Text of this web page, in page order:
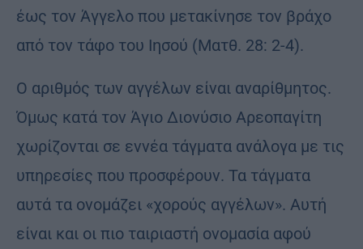
έως τον Άγγελο που μετακίνησε τον βράχο
από τον τάφο του Ιησού (Ματθ. 28: 2-4).
Ο αριθμός των αγγέλων είναι αναρίθμητος.
Όμως κατά τον Άγιο Διονύσιο Αρεοπαγίτη
χωρίζονται σε εννέα τάγματα ανάλογα με τις
υπηρεσίες που προσφέρουν. Τα τάγματα
αυτά τα ονομάζει «χορούς αγγέλων». Αυτή
είναι και οι πιο ταιριαστή ονομασία αφού